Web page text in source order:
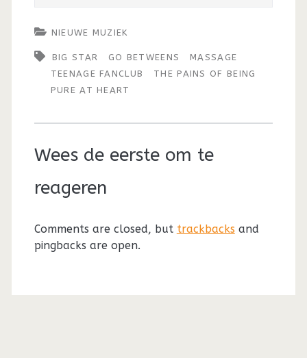
NIEUWE MUZIEK
BIG STAR GO BETWEENS
MASSAGE
TEENAGE FANCLUB
THE PAINS OF BEING
PURE AT HEART
Wees de eerste om te
reageren
Comments are closed, but trackbacks and
pingbacks are open.